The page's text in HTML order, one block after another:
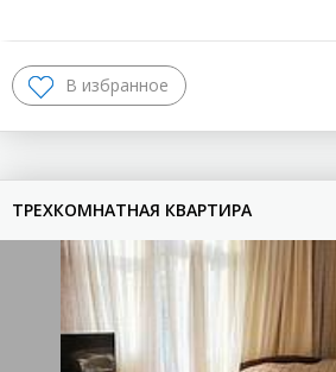
ТРЕХКОМНАТНАЯ КВАРТИРА